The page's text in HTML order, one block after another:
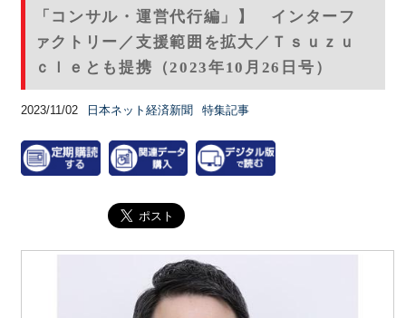
「コンサル・運営代行編」】 インターフ
ァクトリー／支援範囲を拡大／Ｔｓｕｚｕ
ｃｌｅとも提携（2023年10月26日号）
2023/11/02 日本ネット経済新聞 特集記事